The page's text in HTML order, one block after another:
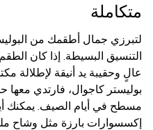
متكاملة
لتبرزي جمال أطقمك من
التنسيق البسيطة. إذا كان
عالٍ وحقيبة يد أنيقة لإطلالة
بوليستر كاجوال، فارتدي
مسطح في أيام الصيف. يمكنك
إكسسوارات بارزة مثل وشاح